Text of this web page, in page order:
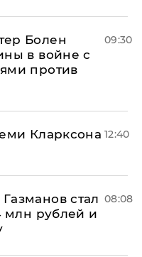
Болен
в войне с
против
09:30
Кларксона 12:40
стал
млн рублей и
08:08